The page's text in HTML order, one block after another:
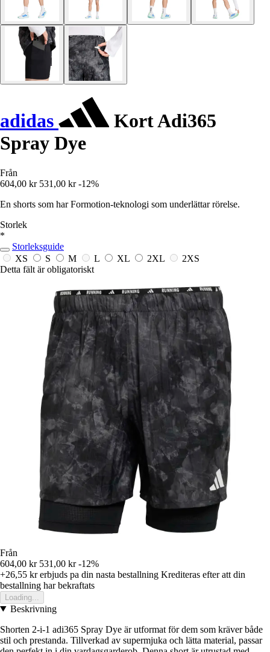
adidas
Kort Adi365
Spray Dye
Från
604,00 kr 531,00 kr -12%
En shorts som har Formotion-teknologi som underlättar rörelse.
Storlek
*
Storleksguide
XS
S M L XL 2XL
2XS
Detta fält är obligatoriskt
Från
604,00 kr 531,00 kr -12%
+26,55 krerbjuds pa din nasta bestallning Krediteras efter att din
bestallning har bekraftats
Loading...
Beskrivning
Shorten 2-i-1 adi365 Spray Dye är utformat för dem som kräver både
stil och prestanda. Tillverkad av supermjuka och lätta material, passar